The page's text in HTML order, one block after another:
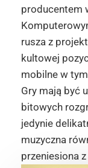
producentem
rusza z
kultowej
mobilne w
Gry mają być
bitowych
jedynie
muzyczna
przeniesiona